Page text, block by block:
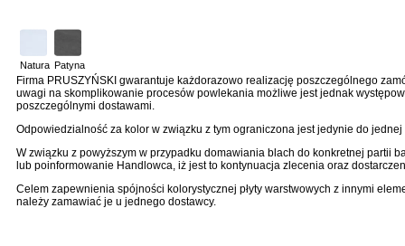
Natura Patyna
Firma PRUSZYŃSKI gwarantuje każdorazowo realizację poszczególnego
uwagi na skomplikowanie procesów powlekania możliwe jest jednak
poszczególnymi dostawami.
Odpowiedzialność za kolor w związku z tym ograniczona jest jedynie do jednej
W związku z powyższym w przypadku domawiania blach do konkretnej partii
lub poinformowanie Handlowca, iż jest to kontynuacja zlecenia oraz
Celem zapewnienia spójności kolorystycznej płyty warstwowych z innymi
należy zamawiać je u jednego dostawcy.